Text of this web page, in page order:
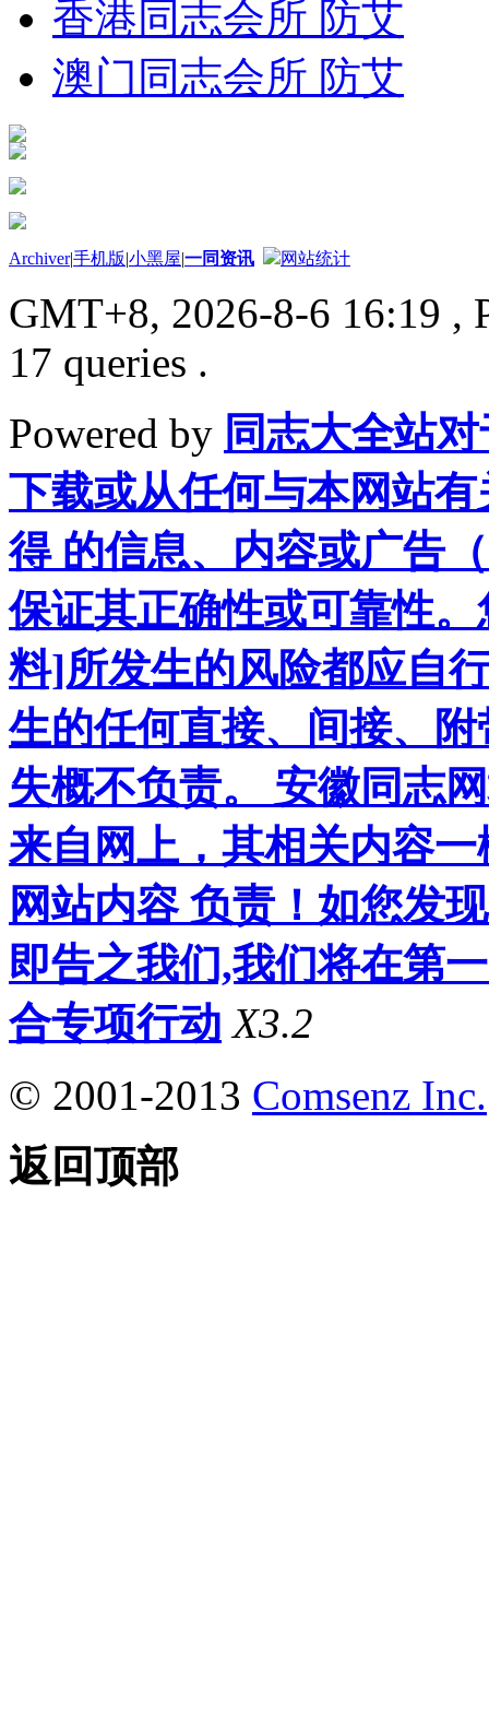
香港同志会所 防艾
澳门同志会所 防艾
Archiver|手机版|小黑屋|一同资讯 网站统计
GMT+8, 2026-8-6 16:19 ,
17 queries .
Powered by 同志大全站
下载或从任何与本网站
得 的信息、内容或广告
保证其正确性或可靠性
料]所发生的风险都应自
生的任何直接、间接、
失概不负责。 安徽同志
来自网上，其相关内容
网站内容 负责！如您发
即告之我们,我们将在第
合专项行动 X3.2
© 2001-2013 Comsenz Inc.
返回顶部